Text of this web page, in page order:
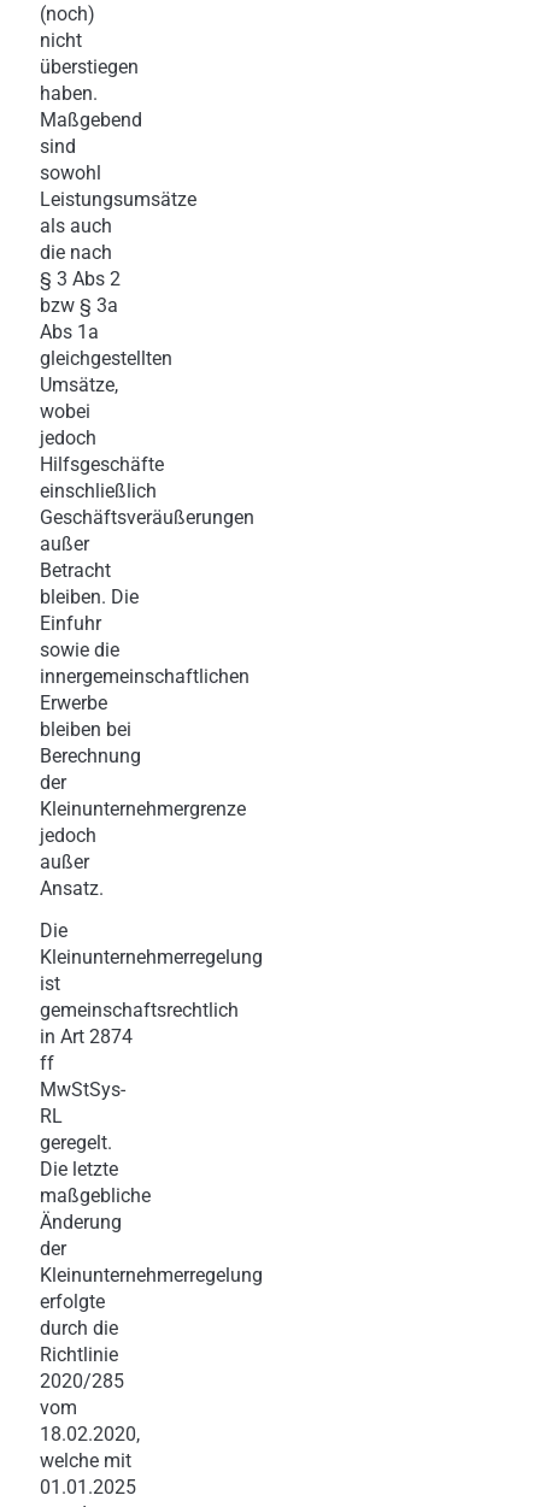
(noch)
nicht
überstiegen
haben.
Maßgebend
sind
sowohl
Leistungsumsätze
als auch
die nach
§ 3 Abs 2
bzw § 3a
Abs 1a
gleichgestellten
Umsätze,
wobei
jedoch
Hilfsgeschäfte
einschließlich
Geschäftsveräußerungen
außer
Betracht
bleiben. Die
Einfuhr
sowie die
innergemeinschaftlichen
Erwerbe
bleiben bei
Berechnung
der
Kleinunternehmergrenze
jedoch
außer
Ansatz.
Die
Kleinunternehmerregelung
ist
gemeinschaftsrechtlich
in Art 2874
ff
MwStSys-
RL
geregelt.
Die letzte
maßgebliche
Änderung
der
Kleinunternehmerregelung
erfolgte
durch die
Richtlinie
2020/285
vom
18.02.2020,
welche mit
01.01.2025